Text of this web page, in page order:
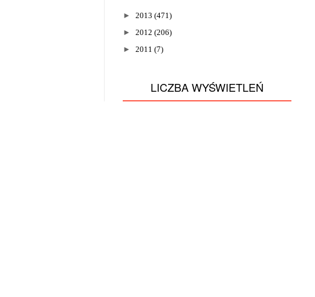
► 2013 (471)
► 2012 (206)
► 2011 (7)
LICZBA WYŚWIETLEŃ